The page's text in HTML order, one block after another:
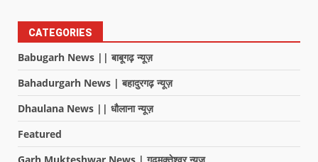
CATEGORIES
Babugarh News || बाबूगढ़ न्यूज़
Bahadurgarh News | बहादुरगढ़ न्यूज़
Dhaulana News || धौलाना न्यूज़
Featured